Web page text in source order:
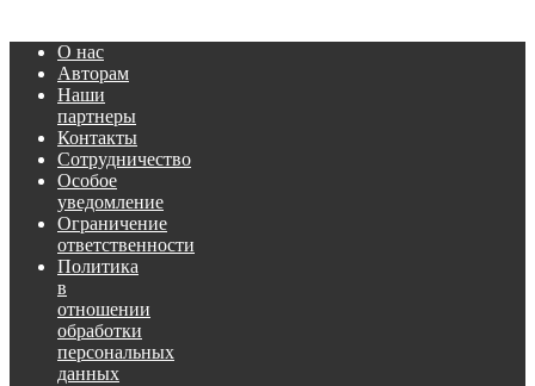
О нас
Авторам
Наши
партнеры
Контакты
Сотрудничество
Особое
уведомление
Ограничение
ответственности
Политика
в
отношении
обработки
персональных
данных